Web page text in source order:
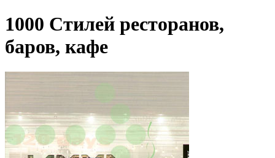
1000 Стилей ресторанов,
баров, кафе